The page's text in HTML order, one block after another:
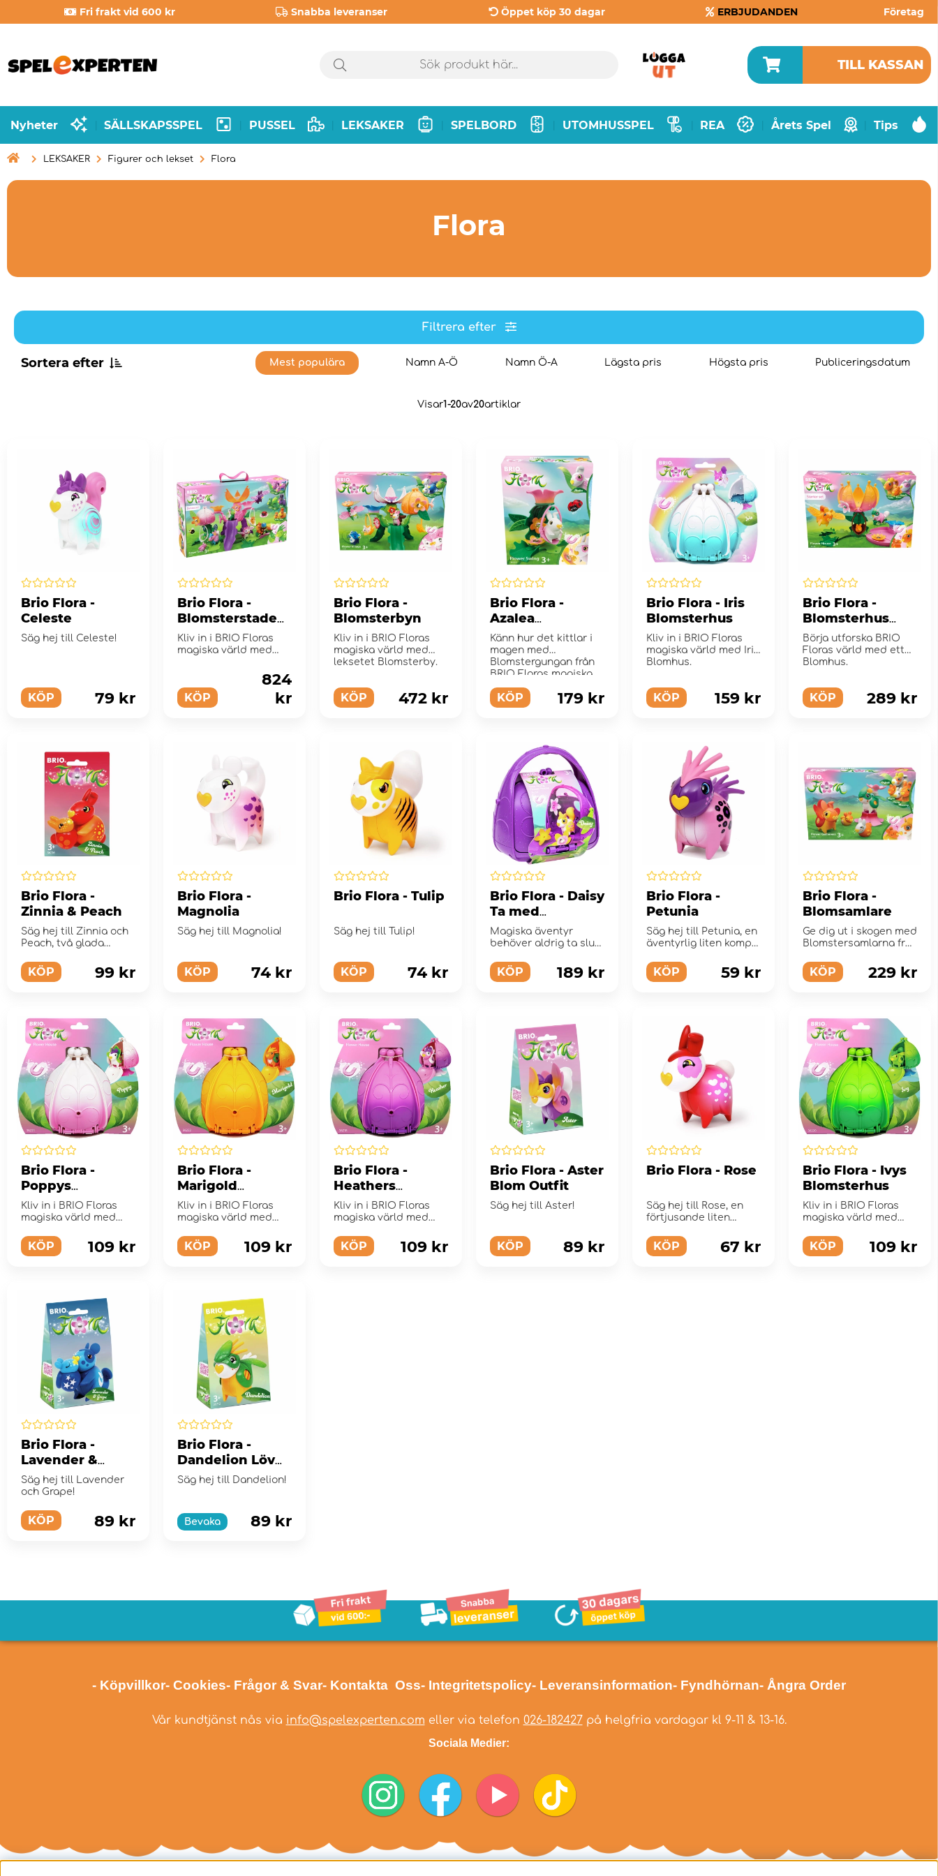
Fri frakt vid 600 kr Snabba leveranser Öppet köp 30 dagar ERBJUDANDEN Företag
TILL KASSAN
Nyheter SÄLLSKAPSSPEL PUSSEL LEKSAKER SPELBORD UTOMHUSSPEL REA Årets Spel Tips
 LEKSAKER Figurer och lekset Flora
Flora
Filtrera efter
Sortera efter Mest populära Namn A-Ö Namn Ö-A Lägsta pris Högsta pris Publiceringsdatum
Visar1-20av20artiklar
Brio Flora -
Celeste
Säg hej till Celeste!
KÖP 79 kr
Brio Flora -
Blomsterstaden
Deluxe Set
Kliv in i BRIO Floras
magiska värld med
KÖP
824
kr
Brio Flora -
Blomsterbyn
Kliv in i BRIO Floras
magiska värld med
leksetet Blomsterby.
KÖP 472 kr
Brio Flora -
Azalea
Blomgunga
Känn hur det kittlar i
magen med
Blomstergungan från
BRIO Floras magiska
v...
KÖP 179 kr
Brio Flora - Iris
Blomsterhus
Kliv in i BRIO Floras
magiska värld med Iris
Blomhus.
KÖP 159 kr
Brio Flora -
Blomsterhus
Starter Set
Börja utforska BRIO
Floras värld med ett
Blomhus.
KÖP 289 kr
Brio Flora -
Zinnia & Peach
Säg hej till Zinnia och
Peach, två glada
Floras magisk...
KÖP 99 kr
Brio Flora -
Magnolia
Säg hej till Magnolia!
KÖP 74 kr
Brio Flora - Tulip
Säg hej till Tulip!
KÖP 74 kr
Brio Flora - Daisy
Ta med
Blomsterhus
Magiska äventyr
behöver aldrig ta slut
Along blomhus.
KÖP 189 kr
Brio Flora -
Petunia
Säg hej till Petunia, en
äventyrlig liten kompis
v...KÖP 59 kr
Brio Flora -
Blomsamlare
Ge dig ut i skogen med
Blomstersamlarna från
värld.
KÖP 229 kr
Brio Flora -
Poppys
Blomsterhus
Kliv in i BRIO Floras
magiska värld med
KÖP 109 kr
Brio Flora -
Marigold
Blomsterhus
Kliv in i BRIO Floras
magiska värld med
KÖP 109 kr
Brio Flora -
Heathers
Blomsterhus
Kliv in i BRIO Floras
magiska värld med
KÖP 109 kr
Brio Flora - Aster
Blom Outfit
Säg hej till Aster!
KÖP 89 kr
Brio Flora - Rose
Säg hej till Rose, en
förtjusande liten
Floras magiska v...
KÖP 67 kr
Brio Flora - Ivys
Blomsterhus
Kliv in i BRIO Floras
magiska värld med
KÖP 109 kr
Brio Flora -
Lavender &
Grape
Säg hej till Lavender
och Grape!
KÖP 89 kr
Brio Flora -
Dandelion Löv
Outfit
Säg hej till Dandelion!
Bevaka 89 kr
- Köpvillkor- Cookies- Frågor & Svar- Kontakta Oss- Integritetspolicy- Leveransinformation- Fyndhörnan- Ångra Order
Vår kundtjänst nås via info@spelexperten.com eller via telefon 026-182427 på helgfria vardagar kl 9-11 & 13-16.
Sociala Medier: